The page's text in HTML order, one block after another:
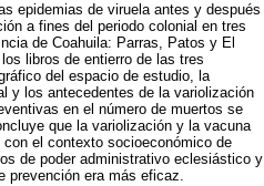
epidemias de viruela antes y después
a fines del periodo colonial en tres
de Coahuila: Parras, Patos y El
libros de entierro de las tres
del espacio de estudio, la
y los antecedentes de la variolización
en el número de muertos se
que la variolización y la vacuna
el contexto socioeconómico de
de poder administrativo eclesiástico y
prevención era más eficaz.